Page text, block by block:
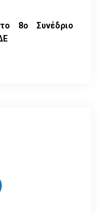
8ο Συνέδριο